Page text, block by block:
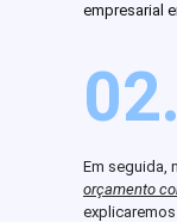
empresarial
02.
Em seguida,
orçamento